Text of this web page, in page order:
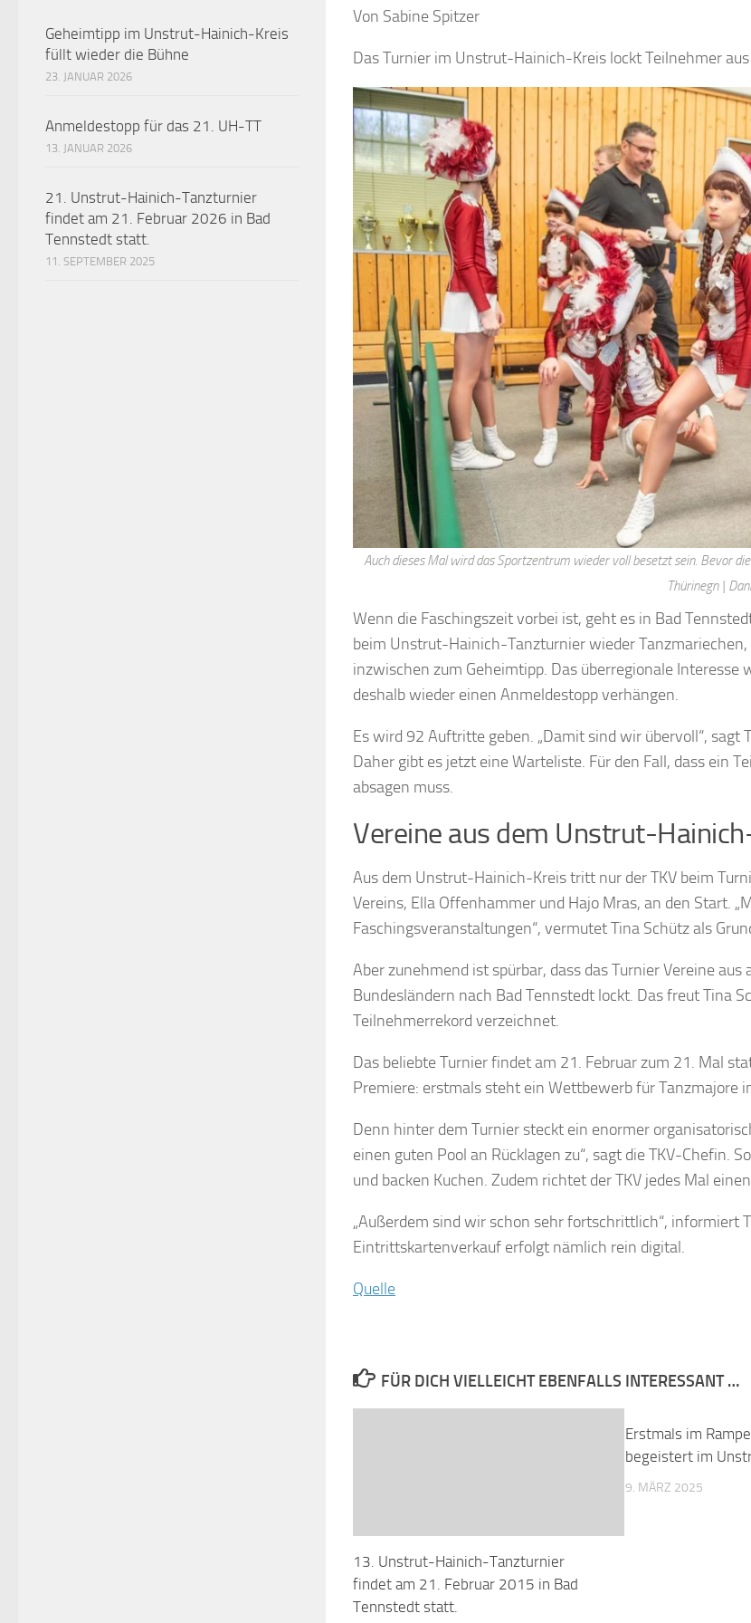
Von Sabine Spitzer
Das Turnier im Unstrut-Hainich-Kreis lockt Teilnehmer
Auch dieses Mal wird das Sportzentrum wieder voll besetzt sein. Bevor
Thürinegn |
Wenn die Faschingszeit vorbei ist, geht es in Bad
beim Unstrut-Hainich-Tanzturnier wieder
inzwischen zum Geheimtipp. Das überregionale
deshalb wieder einen Anmeldestopp verhängen.
Es wird 92 Auftritte geben. „Damit sind wir übervoll“,
Daher gibt es jetzt eine Warteliste. Für den Fall, dass ein
absagen muss.
Vereine aus dem Unstrut-
Aus dem Unstrut-Hainich-Kreis tritt nur der TKV beim
Vereins, Ella Offenhammer und Hajo Mras, an den Start.
Faschingsveranstaltungen“, vermutet Tina Schütz als
Aber zunehmend ist spürbar, dass das Turnier Vereine
Bundesländern nach Bad Tennstedt lockt. Das freut Tina
Teilnehmerrekord verzeichnet.
Das beliebte Turnier findet am 21. Februar zum 21. Mal
Premiere: erstmals steht ein Wettbewerb für Tanzmajore
Denn hinter dem Turnier steckt ein enormer
einen guten Pool an Rücklagen zu“, sagt die TKV-Chefin.
und backen Kuchen. Zudem richtet der TKV jedes Mal
„Außerdem sind wir schon sehr fortschrittlich“, informiert
Eintrittskartenverkauf erfolgt nämlich rein digital.
Quelle
FÜR DICH VIELLEICHT EBENFALLS INTERESSANT …
13. Unstrut-Hainich-Tanzturnier
findet am 21. Februar 2015 in Bad
Tennstedt statt.
Erstmals im
begeistert im
9. MÄRZ 2025
Geheimtipp im Unstrut-Hainich-Kreis
füllt wieder die Bühne
23. JANUAR 2026
Anmeldestopp für das 21. UH-TT
13. JANUAR 2026
21. Unstrut-Hainich-Tanzturnier
findet am 21. Februar 2026 in Bad
Tennstedt statt.
11. SEPTEMBER 2025